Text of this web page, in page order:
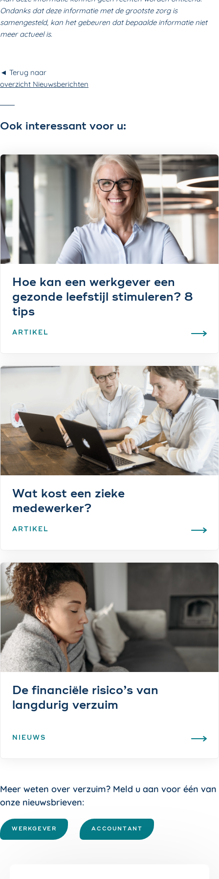
Ondanks dat deze informatie met de grootste zorg is
samengesteld, kan het gebeuren dat bepaalde informatie niet
meer actueel is.
◄ Terug naar
overzicht Nieuwsberichten
Ook interessant voor u:
Hoe kan een werkgever een
gezonde leefstijl stimuleren? 8
tips
ARTIKEL
Wat kost een zieke
medewerker?
ARTIKEL
De financiële risico’s van
langdurig verzuim
NIEUWS
Meer weten over verzuim? Meld u aan voor één van
onze nieuwsbrieven:
WERKGEVER ACCOUNTANT